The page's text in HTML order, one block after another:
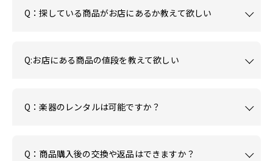
Q：探している商品がお店にあるか教えて欲しい
Q:お店にある商品の値段を教えて欲しい
Q：楽器のレンタルは可能ですか？
Q：商品購入後の交換や返品はできますか？